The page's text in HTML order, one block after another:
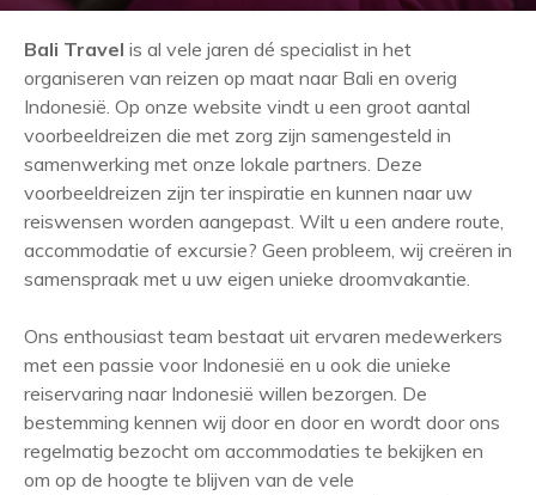
Bali Travel is al vele jaren dé specialist in het
organiseren van reizen op maat naar Bali en overig
Indonesië. Op onze website vindt u een groot aantal
voorbeeldreizen die met zorg zijn samengesteld in
samenwerking met onze lokale partners. Deze
voorbeeldreizen zijn ter inspiratie en kunnen naar uw
reiswensen worden aangepast. Wilt u een andere route,
accommodatie of excursie? Geen probleem, wij creëren in
samenspraak met u uw eigen unieke droomvakantie.
Ons enthousiast team bestaat uit ervaren medewerkers
met een passie voor Indonesië en u ook die unieke
reiservaring naar Indonesië willen bezorgen. De
bestemming kennen wij door en door en wordt door ons
regelmatig bezocht om accommodaties te bekijken en
om op de hoogte te blijven van de vele